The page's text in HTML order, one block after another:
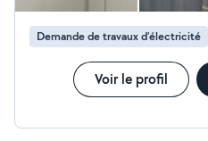
Demande de travaux d’électricité
Voir le profil